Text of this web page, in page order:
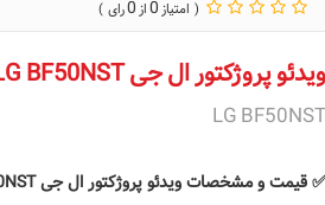
0
0
ویدئو پروژکتور ال جی LG BF50NST
LG BF50NST
✅قیمت و مشخصاتویدئو پروژکتور ال جی LG BF50NST